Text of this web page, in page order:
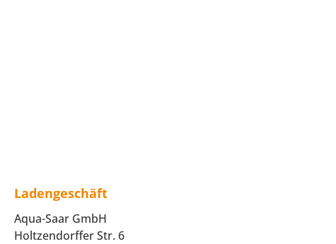
Ladengeschäft
Aqua-Saar GmbH
Holtzendorffer Str. 6